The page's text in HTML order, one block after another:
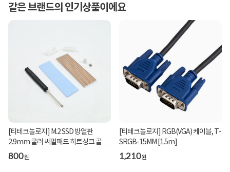
같은 브랜드의 인기상품이에요
[티테크놀로지] M.2 SSD 방열판
2.9mm 쿨러 써멀패드 히트싱크 골드
[T-HSSET-G]
800원
[티테크놀로지] RGB(VGA) 케이블, T-
SRGB-15MM [1.5m]
1,210원